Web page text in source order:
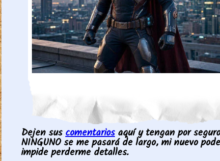
Dejen suscomentariosaquí y tengan por
NINGUNO se me pasará de largo, mi nuevo
impide perderme detalles.